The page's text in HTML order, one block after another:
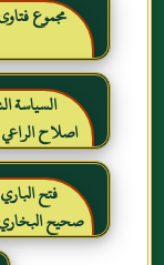
مجموع
السياسة
اصلاح
فتح
صحيح
ابن حجر